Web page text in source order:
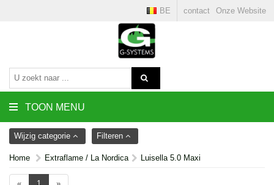
contact Onze Website
BE
TOON MENU
Wijzig categorie Filteren
Home Extraflame / La Nordica Luisella 5.0 Maxi